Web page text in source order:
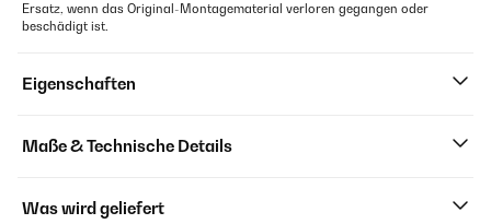
Ersatz, wenn das Original-Montagematerial verloren gegangen oder
beschädigt ist.
Eigenschaften
Maße & Technische Details
Was wird geliefert